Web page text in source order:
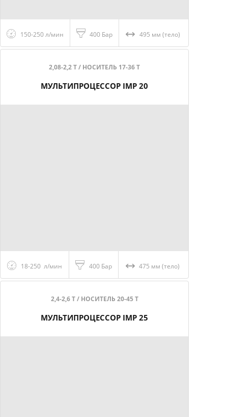
150-250 л/мин 400 Бар 495 мм (тело)
2,08-2,2 Т / НОСИТЕЛЬ 17-36 Т
МУЛЬТИПРОЦЕССОР IMP 20
18-250 л/мин 400 Бар 475 мм (тело)
2,4-2,6 Т / НОСИТЕЛЬ 20-45 Т
МУЛЬТИПРОЦЕССОР IMP 25